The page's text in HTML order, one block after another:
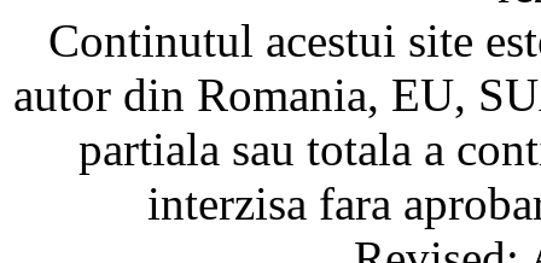
Continutul acestui site
autor din Romania, EU,
partiala sau totala a
interzisa fara